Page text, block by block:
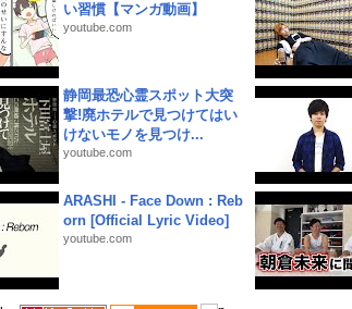
い習慣【マンガ動画】
youtube.com
静岡最恐心霊スポット大突
撃!廃ホテルで見つけてはい
けないモノを見つけ...
youtube.com
ARASHI - Face Down : Reb
orn [Official Lyric Video]
youtube.com